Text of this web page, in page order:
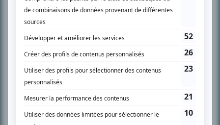
Liste des oeuvres
Recherche avancée
À propos
Nous contacter
Termes et conditions
Politique de confidentialité
Gestion du consentement